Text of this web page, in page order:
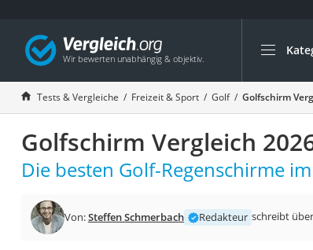
Die
Freizeit &
Trampolin
Eufab-
Trampolin
Tests & Vergleiche Freizeit & Sport Golf Golfschirm
Golfschirm Vergleich
Die besten Golf-Regenschirme
Von:Steffen Schmerbach Redakteur schreibt